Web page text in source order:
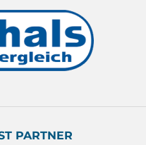
PARTNER